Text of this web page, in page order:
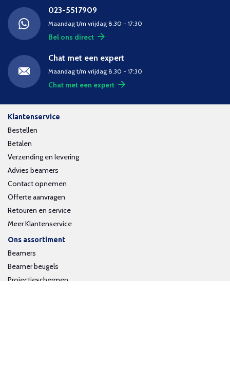
023-5517909
Maandag t/m vrijdag 8.30 - 17:30
Bel ons direct
Chat met een expert
Maandag t/m vrijdag 8.30 - 17:30
Chat met een expert
Klantenservice
Bestellen
Betalen
Verzending en levering
Advies beamers
Contact opnemen
Offerte aanvragen
Retouren en service
Meer Klantenservice
Ons assortiment
Beamers
Beamer beugels
Projectieschermen